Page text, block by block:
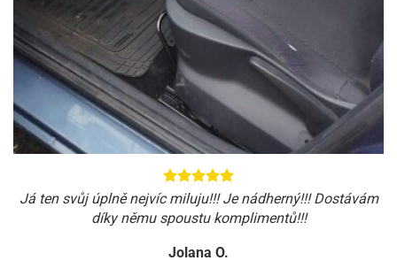
Já ten svůj úplně nejvíc miluju!!! Je nádherný!!! Dostávám
díky němu spoustu komplimentů!!!
Jolana O.